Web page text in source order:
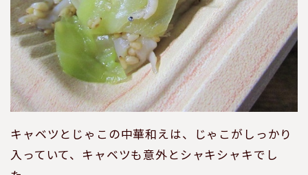
キャベツとじゃこの中華和えは、じゃこがしっかり
入っていて、キャベツも意外とシャキシャキでし